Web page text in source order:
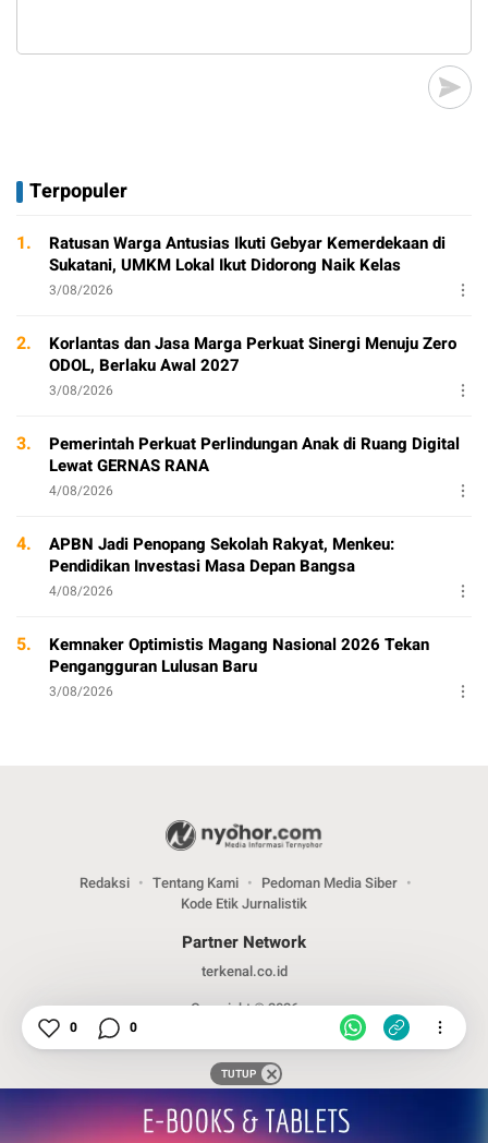
Terpopuler
1.
Ratusan Warga Antusias Ikuti Gebyar Kemerdekaan di
Sukatani, UMKM Lokal Ikut Didorong Naik Kelas
3/08/2026
2.
Korlantas dan Jasa Marga Perkuat Sinergi Menuju Zero
ODOL, Berlaku Awal 2027
3/08/2026
3.
Pemerintah Perkuat Perlindungan Anak di Ruang Digital
Lewat GERNAS RANA
4/08/2026
4.
APBN Jadi Penopang Sekolah Rakyat, Menkeu:
Pendidikan Investasi Masa Depan Bangsa
4/08/2026
5.
Kemnaker Optimistis Magang Nasional 2026 Tekan
Pengangguran Lulusan Baru
3/08/2026
Redaksi Tentang Kami
Pedoman Media Siber
Kode Etik Jurnalistik
Partner Network
terkenal.co.id
Copyright © 2026
0 0
TUTUP